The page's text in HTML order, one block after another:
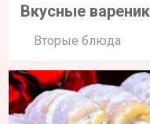
Вкусные
Вторые блюда